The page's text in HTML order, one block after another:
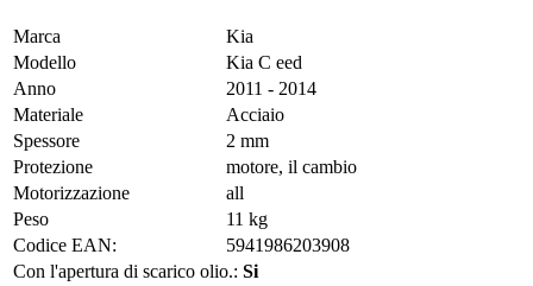
Marca
Kia
Modello
Kia C eed
Anno
2011 - 2014
Materiale
Acciaio
Spessore
2 mm
Protezione
motore, il cambio
Motorizzazione
all
Peso
11 kg
Codice EAN:
5941986203908
Con l'apertura di scarico olio.: Si